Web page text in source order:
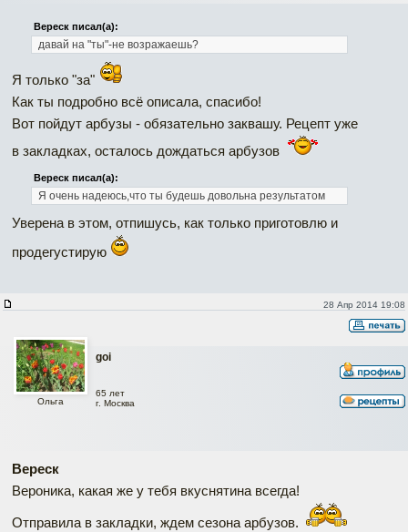
Вереск писал(а):
давай на "ты"-не возражаешь?
Я только "за"
Как ты подробно всё описала, спасибо!
Вот пойдут арбузы - обязательно заквашу. Рецепт уже
в закладках, осталось дождаться арбузов
Вереск писал(а):
Я очень надеюсь,что ты будешь довольна результатом
Уверена в этом, отпишусь, как только приготовлю и
продегустирую
28 Апр 2014 19:08
goi
Ольга
65 лет
г. Москва
Вереск
Вероника, какая же у тебя вкуснятина всегда!
Отправила в закладки, ждем сезона арбузов.